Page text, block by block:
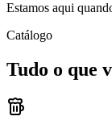
Estamos aqui
Catálogo
Tudo o que